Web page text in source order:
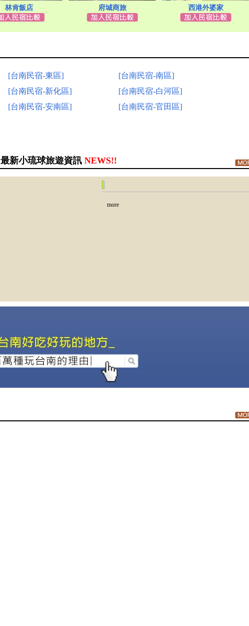
林肯飯店 府城商旅 西港外婆家
[台南民宿-東區]
[台南民宿-南區]
[台南民宿-新化區]
[台南民宿-白河區]
[台南民宿-安南區]
[台南民宿-官田區]
最新小琉球旅遊資訊 NEWS!!
more